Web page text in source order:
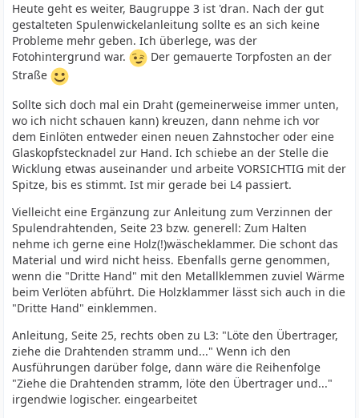
Heute geht es weiter, Baugruppe 3 ist 'dran. Nach der gut
gestalteten Spulenwickelanleitung sollte es an sich keine
Probleme mehr geben. Ich überlege, was der
Fotohintergrund war.
Der gemauerte Torpfosten an der
Straße
Sollte sich doch mal ein Draht (gemeinerweise immer unten,
wo ich nicht schauen kann) kreuzen, dann nehme ich vor
dem Einlöten entweder einen neuen Zahnstocher oder eine
Glaskopfstecknadel zur Hand. Ich schiebe an der Stelle die
Wicklung etwas auseinander und arbeite VORSICHTIG mit der
Spitze, bis es stimmt. Ist mir gerade bei L4 passiert.
Vielleicht eine Ergänzung zur Anleitung zum Verzinnen der
Spulendrahtenden, Seite 23 bzw. generell: Zum Halten
nehme ich gerne eine Holz(!)wäscheklammer. Die schont das
Material und wird nicht heiss. Ebenfalls gerne genommen,
wenn die "Dritte Hand" mit den Metallklemmen zuviel Wärme
beim Verlöten abführt. Die Holzklammer lässt sich auch in die
"Dritte Hand" einklemmen.
Anleitung, Seite 25, rechts oben zu L3: "Löte den Übertrager,
ziehe die Drahtenden stramm und..." Wenn ich den
Ausführungen darüber folge, dann wäre die Reihenfolge
"Ziehe die Drahtenden stramm, löte den Übertrager und..."
irgendwie logischer. eingearbeitet